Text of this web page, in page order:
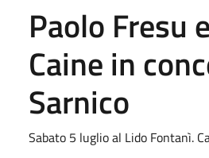
Paolo Fresu
Caine in
Sarnico
Sabato 5 luglio al Lido Fontanì.